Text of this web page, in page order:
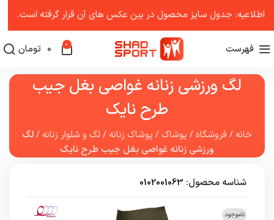
فهرست 0
0 تومان
لگ ورزشی زنانه غواصی بغل جیب
طرح نایک
خانه /فروشگاه/ پوشاک/ پوشاک زنانه / لگ و شلوار زنانه /لگ
ورزشی زنانه غواصی بغل جیب طرح نایک
شناسه محصول: 0102001063
ناموجود
اطلاعیه: جدول سایز محصول در بین عکس ‌های آن قرار گرفته است.